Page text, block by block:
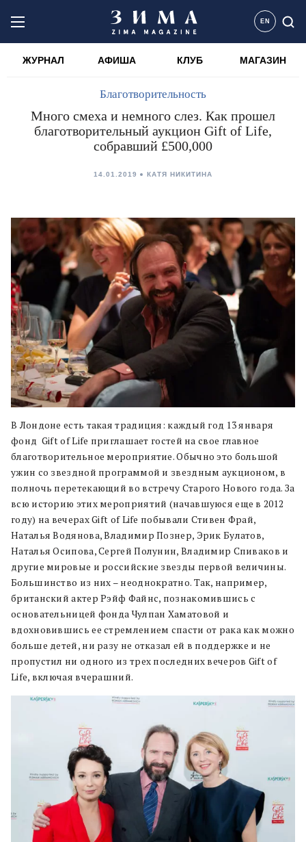
EN
ЖУРНАЛ АФИША КЛУБ МАГАЗИН
Благотворительность
Много смеха и немного слез. Как прошел
благотворительный аукцион Gift of Life,
собравший £500,000
14.01.2019 КАТЯ НИКИТИНА
В Лондоне есть такая традиция: каждый год 13 января
фонд Gift of Life приглашает гостей на свое главное
благотворительное мероприятие. Обычно это большой
ужин со звездной программой и звездным аукционом, в
полночь перетекающий во встречу Старого Нового года. За
всю историю этих мероприятий (начавшуюся еще в 2012
году) на вечерах Gift of Life побывали Стивен Фрай,
Наталья Водянова, Владимир Познер, Эрик Булатов,
Наталья Осипова, Сергей Полунин, Владимир Спиваков и
другие мировые и российские звезды первой величины.
Большинство из них – неоднократно. Так, например,
британский актер Рэйф Файнс, познакомившись с
основательницей фонда Чулпан Хаматовой и
вдохновившись ее стремлением спасти от рака как можно
больше детей, ни разу не отказал ей в поддержке и не
пропустил ни одного из трех последних вечеров Gift of
Life, включая вчерашний.